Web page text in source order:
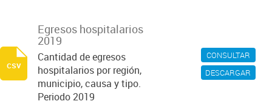
CONSULTAR
DESCARGAR
Egresos hospitalarios
2019
Cantidad de egresos
hospitalarios por región,
municipio, causa y tipo.
Periodo 2019
csv